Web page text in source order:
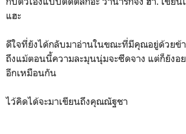
แฮะ
ดีใจที่ยังได้กลับมาอ่านในขณะที่มีคุณอยู่ด้วยข้
ถึงแม้ตอนนี้ความละมุนนุ่มจะซีดจาง แต่ก็ยังอย
อีกเหมือนกัน
ไว้คิดได้จะมาเขียนถึงคุณณัฐชา